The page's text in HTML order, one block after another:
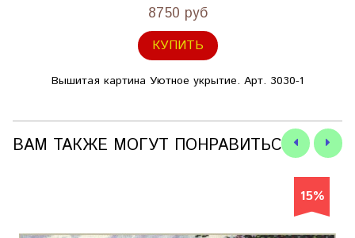
8750 руб
КУПИТЬ
Вышитая картина Уютное укрытие. Арт. 3030-1
ВАМ ТАКЖЕ МОГУТ ПОНРАВИТЬСЯ
15%